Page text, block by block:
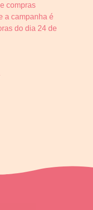
compras
a campanha é
do dia 24 de